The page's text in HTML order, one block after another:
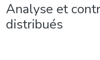
Analyse et
distribués